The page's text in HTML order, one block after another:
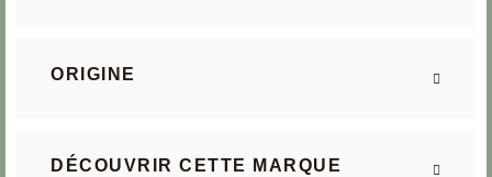
ORIGINE
DÉCOUVRIR CETTE MARQUE